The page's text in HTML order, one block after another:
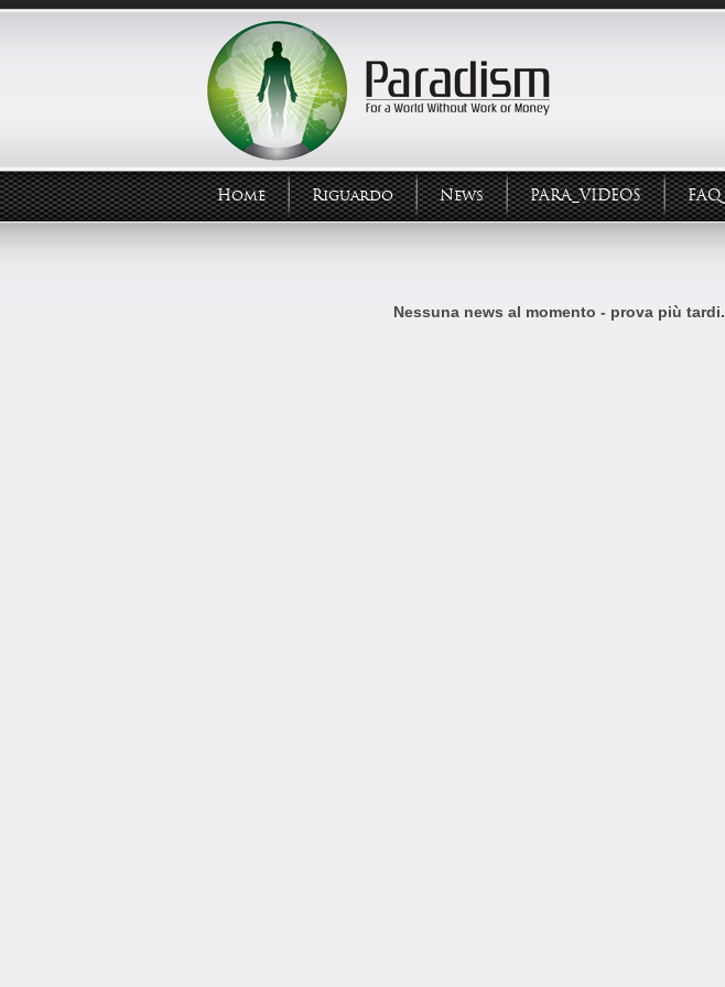
Home Riguardo News PARA_VIDEOS FAQ
Nessuna news al momento - prova più tardi.